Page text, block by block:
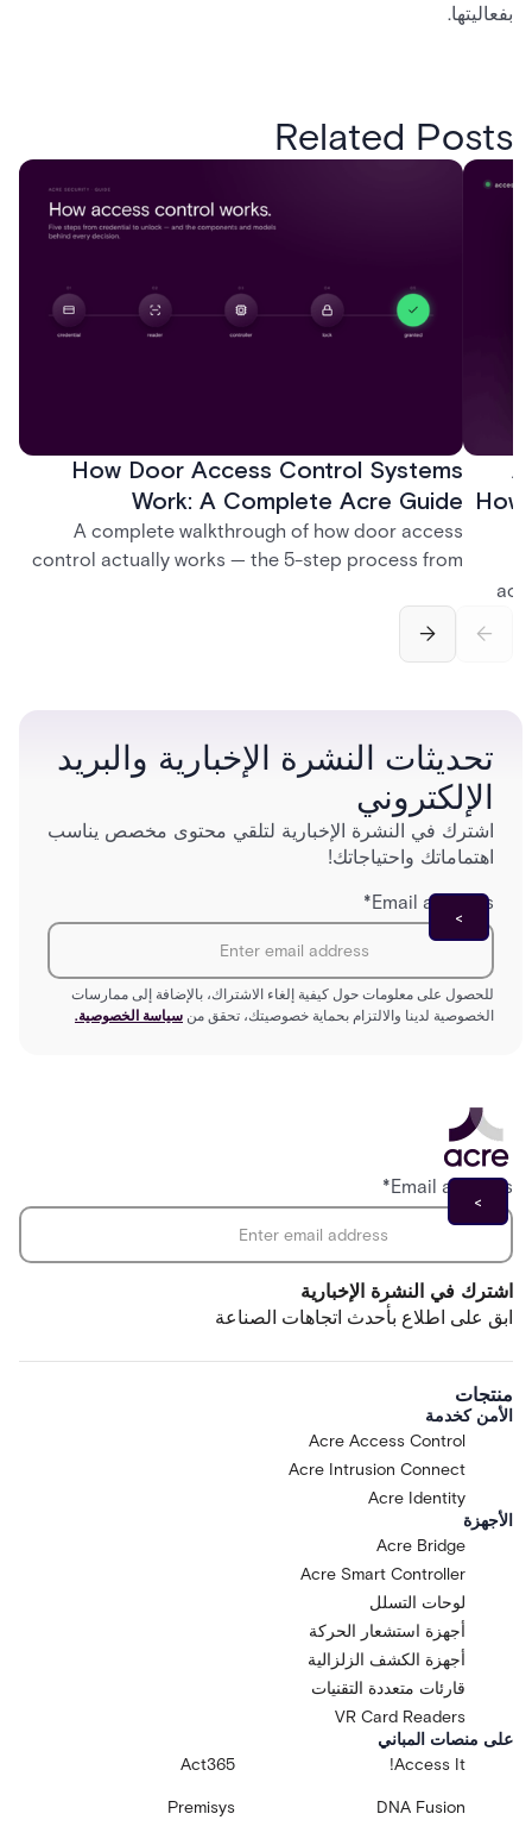
بفعاليتها.
Related Posts
How Door Access Control Systems
Work: A Complete Acre Guide
A complete walkthrough of how door access
control actually works — the 5-step process from
and software components, and the access control
models (DAC, MAC, RBAC, ABAC) that determine
تحديثات النشرة الإخبارية والبريد
الإلكتروني
اشترك في النشرة الإخبارية لتلقي محتوى مخصص يناسب
اهتماماتك واحتياجاتك!
Email address
*
للحصول على معلومات حول كيفية إلغاء الاشتراك، بالإضافة إلى ممارسات
الخصوصية لدينا والالتزام بحماية خصوصيتك، تحقق من سياسة الخصوصية.
اشترك في النشرة الإخبارية
ابق على اطلاع بأحدث اتجاهات الصناعة
Email address
*
منتجات
الأمن كخدمة
Acre Access Control
Acre Intrusion Connect
Acre Identity
الأجهزة
Acre Bridge
Acre Smart Controller
لوحات التسلل
أجهزة استشعار الحركة
أجهزة الكشف الزلزالية
قارئات متعددة التقنيات
VR Card Readers
على منصات المباني
Access It!
Act365
DNA Fusion
Premisys